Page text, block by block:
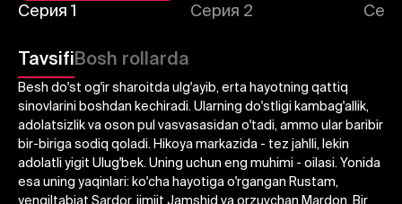
Серия 1 Серия 2
TavsifiBosh rollarda
Besh do'st og'ir sharoitda ulg'ayib, erta hayotning qattiq
sinovlarini boshdan kechiradi. Ularning do'stligi kambag'allik,
adolatsizlik va oson pul vasvasasidan o'tadi, ammo ular baribir
bir-biriga sodiq qoladi. Hikoya markazida - tez jahlli, lekin
adolatli yigit Ulug'bek. Uning uchun eng muhimi - oilasi. Yonida
esa uning yaqinlari: ko'cha hayotiga o'rgangan Rustam,
yengiltabiat Sardor, jimjit Jamshid va orzuvchan Mardon. Bir